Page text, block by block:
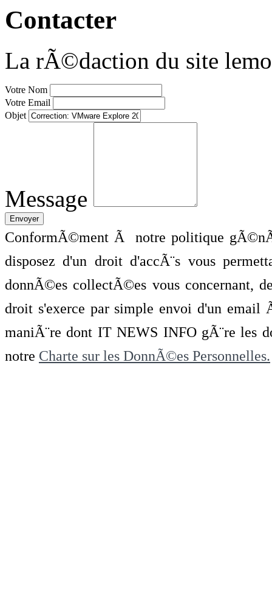
Contacter
La rÃ©daction du site
Votre Nom
Votre Email
Objet
Message
ConformÃ©ment Ã notre politique
disposez d'un droit d'accÃ¨s vous
donnÃ©es collectÃ©es vous concernant,
droit s'exerce par simple envoi d'un
maniÃ¨re dont IT NEWS INFO gÃ¨re les
notre Charte sur les DonnÃ©es Personnelles.